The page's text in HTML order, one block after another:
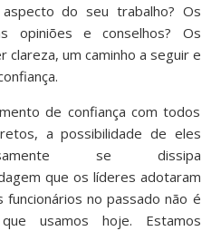
do seu trabalho? Os
opiniões e conselhos? Os
um caminho a seguir e
de confiança com todos
a possibilidade de eles
se dissipa
que os líderes adotaram
no passado não é
usamos hoje. Estamos